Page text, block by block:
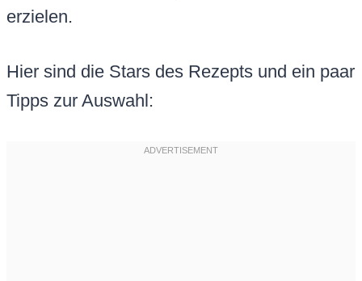
erzielen.
Hier sind die Stars des Rezepts und ein paar
Tipps zur Auswahl: